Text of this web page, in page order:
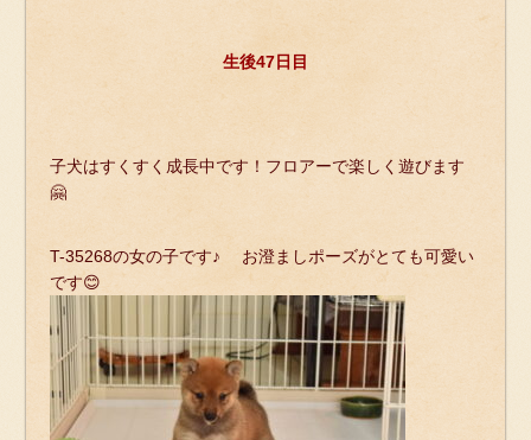
生後47日目
子犬はすくすく成長中です！フロアーで楽しく遊びます
🤗
T-35268の女の子です♪ お澄ましポーズがとても可愛い
です😊